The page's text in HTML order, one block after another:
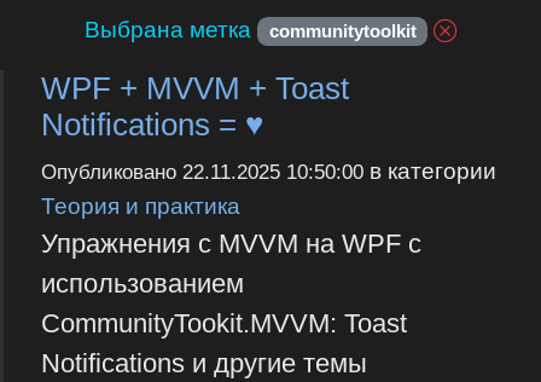
Выбрана метка communitytoolkit
WPF + MVVM + Toast
Notifications = ♥
Опубликовано 22.11.2025 10:50:00в категории
Теория и практика
Упражнения с MVVM на WPF с
использованием
CommunityTookit.MVVM: Toast
Notifications и другие темы